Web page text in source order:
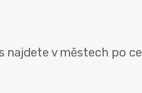
v městech po